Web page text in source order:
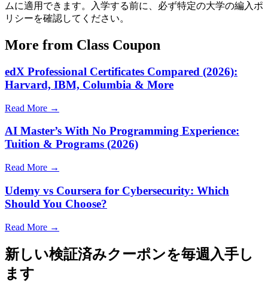
ムに適用できます。入学する前に、必ず特定の大学の編入ポ
リシーを確認してください。
More from Class Coupon
edX Professional Certificates Compared (2026):
Harvard, IBM, Columbia & More
Read More →
AI Master’s With No Programming Experience:
Tuition & Programs (2026)
Read More →
Udemy vs Coursera for Cybersecurity: Which
Should You Choose?
Read More →
新しい検証済みクーポンを毎週入手し
ます